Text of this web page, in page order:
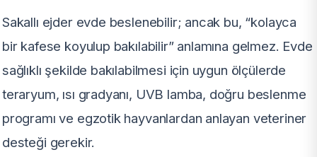
Sakallı ejder evde beslenebilir; ancak bu, “kolayca
bir kafese koyulup bakılabilir” anlamına gelmez. Evde
sağlıklı şekilde bakılabilmesi için uygun ölçülerde
teraryum, ısı gradyanı, UVB lamba, doğru beslenme
programı ve egzotik hayvanlardan anlayan veteriner
desteği gerekir.